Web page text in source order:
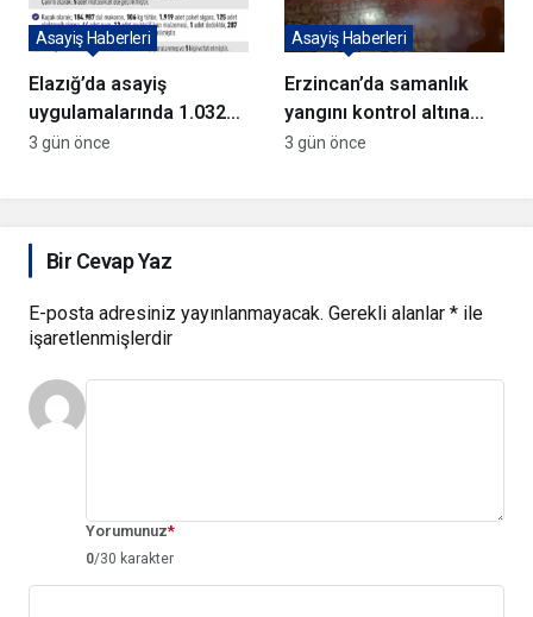
Elazığ’da asayiş
uygulamalarında 1.032
kişi yakalandı
Asayiş Haberleri
3 gün önce
Erzincan’da samanlık
yangını kontrol altına
alındı
Asayiş Haberleri
3 gün önce
Bir Cevap Yaz
E-posta adresiniz yayınlanmayacak. Gerekli alanlar * ile
işaretlenmişlerdir
Yorumunuz*
0/30 karakter